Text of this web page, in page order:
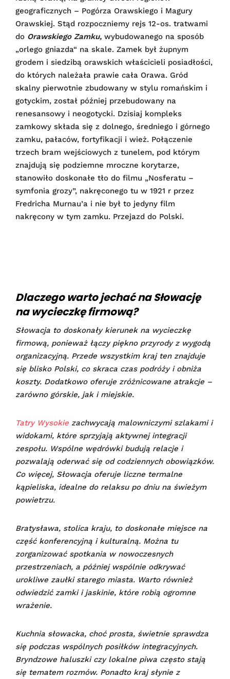
geograficznych – Pogórza Orawskiego i Magury
Orawskiej. Stąd rozpoczniemy rejs 12-os. tratwami
do Orawskiego Zamku, wybudowanego na sposób
„orlego gniazda“ na skale. Zamek był żupnym
grodem i siedzibą orawskich właścicieli posiadłości,
do których należała prawie cała Orawa. Gród
skalny pierwotnie zbudowany w stylu romańskim i
gotyckim, został później przebudowany na
renesansowy i neogotycki. Dzisiaj kompleks
zamkowy składa się z dolnego, średniego i górnego
zamku, pałaców, fortyfikacji i wież. Połączenie
trzech bram wejściowych z tunelem, pod którym
znajdują się podziemne mroczne korytarze,
stanowiło doskonałe tło do filmu „Nosferatu –
symfonia grozy”, nakręconego tu w 1921 r przez
Fredricha Murnau’a i nie był to jedyny film
nakręcony w tym zamku. Przejazd do Polski.
Dlaczego warto jechać na Słowację
na wycieczkę firmową?
Słowacja to doskonały kierunek na wycieczkę
firmową, ponieważ łączy piękno przyrody z wygodą
organizacyjną. Przede wszystkim kraj ten znajduje
się blisko Polski, co skraca czas podróży i obniża
koszty. Dodatkowo oferuje zróżnicowane atrakcje –
zarówno górskie, jak i miejskie.
Tatry Wysokie zachwycają malowniczymi szlakami i
widokami, które sprzyjają aktywnej integracji
zespołu. Wspólne wędrówki budują relacje i
pozwalają oderwać się od codziennych obowiązków.
Co więcej, Słowacja oferuje liczne termalne
kąpieliska, idealne do relaksu po dniu na świeżym
powietrzu.
Bratysława, stolica kraju, to doskonałe miejsce na
część konferencyjną i kulturalną. Można tu
zorganizować spotkania w nowoczesnych
przestrzeniach, a później wspólnie odkrywać
urokliwe zaułki starego miasta. Warto również
odwiedzić zamki i jaskinie, które robią ogromne
wrażenie.
Kuchnia słowacka, choć prosta, świetnie sprawdza
się podczas wspólnych posiłków integracyjnych.
Bryndzowe haluszki czy lokalne piwa często stają
się tematem rozmów. Ponadto kraj słynie z